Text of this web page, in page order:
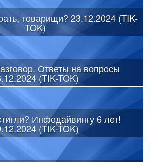
товарищи? 23.12.2024 (TIK-
TOK)
Ответы на вопросы
(TIK-TOK)
Инфодайвингу 6 лет!
(TIK-TOK)